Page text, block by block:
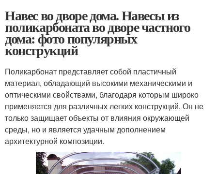
Навес во дворе дома. Навесы из
поликарбоната во дворе частного
дома: фото популярных
конструкций
Поликарбонат представляет собой пластичный
материал, обладающий высокими механическими и
оптическими свойствами, благодаря которым широко
применяется для различных легких конструкций. Он не
только защищает объекты от влияния окружающей
среды, но и является удачным дополнением
архитектурной композиции.